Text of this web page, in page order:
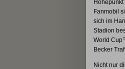
Fanmobil
sich im
Stadion
World
Becker
Nicht nur